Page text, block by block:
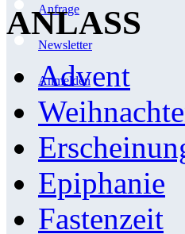
Anfrage
Newsletter
Anmelden
ANLASS
Advent
Epiphanie
Fastenzeit